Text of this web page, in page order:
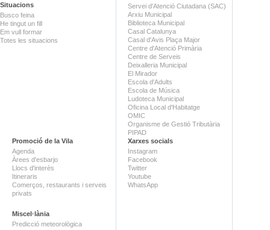
Situacions
Busco feina
He tingut un fill
Em vull formar
Totes les situacions
Servei d'Atenció Ciutadana (SAC)
Arxiu Municipal
Biblioteca Municipal
Casal Catalunya
Casal d'Avis Plaça Major
Centre d'Atenció Primària
Centre de Serveis
Deixalleria Municipal
El Mirador
Escola d'Adults
Escola de Música
Ludoteca Municipal
Oficina Local d'Habitatge
OMIC
Organisme de Gestió Tributària
PIPAD
Promoció de la Vila
Agenda
Àrees d'esbarjo
Llocs d'interès
Itineraris
Comerços, restaurants i serveis
privats
Miscel·lània
Predicció meteorològica
Xarxes socials
Instagram
Facebook
Twitter
Youtube
WhatsApp